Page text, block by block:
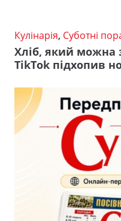
Кулінарія, Суботні
Хліб, який можна
TikTok підхопив